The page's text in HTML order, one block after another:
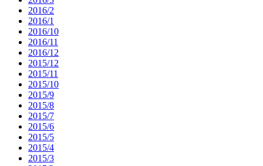
2016/2
2016/1
2016/10
2016/11
2016/12
2015/12
2015/11
2015/10
2015/9
2015/8
2015/7
2015/6
2015/5
2015/4
2015/3